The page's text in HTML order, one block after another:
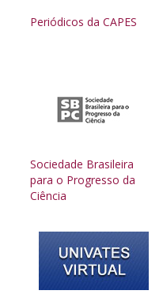
Periódicos da CAPES
Sociedade Brasileira
para o Progresso da
Ciência